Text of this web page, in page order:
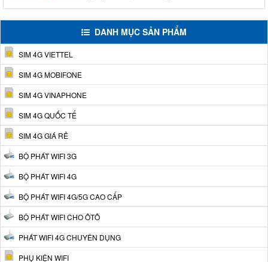
DANH MỤC SẢN PHẨM
SIM 4G VIETTEL
SIM 4G MOBIFONE
SIM 4G VINAPHONE
SIM 4G QUỐC TẾ
SIM 4G GIÁ RẺ
BỘ PHÁT WIFI 3G
BỘ PHÁT WIFI 4G
BỘ PHÁT WIFI 4G/5G CAO CẤP
BỘ PHÁT WIFI CHO ÔTÔ
PHÁT WIFI 4G CHUYÊN DỤNG
PHỤ KIỆN WIFI